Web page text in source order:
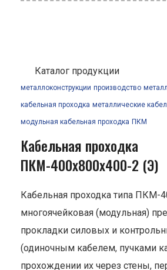
Каталог продукции
металлоконструкции производство
кабельная проходка металлические
модульная кабельная проходка ПКМ
Кабельная проходка
ПКМ-400х800х400-2 (Э)
Кабельная проходка типа ПКМ-
многоячейковая (модульная)
прокладки силовых и
(одиночным кабелем, пучками
прохождении их через стены,